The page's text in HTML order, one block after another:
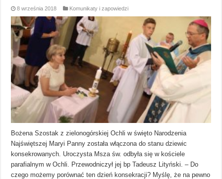
8 września 2018 Komunikaty i zapowiedzi
Bożena Szostak z zielonogórskiej Ochli w święto Narodzenia
Najświętszej Maryi Panny została włączona do stanu dziewic
konsekrowanych. Uroczysta Msza św. odbyła się w kościele
parafialnym w Ochli. Przewodniczył jej bp Tadeusz Lityński. – Do
czego możemy porównać ten dzień konsekracji? Myślę, że na pewno